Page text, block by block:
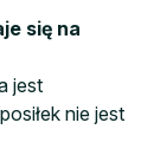
się na
jest
nie jest